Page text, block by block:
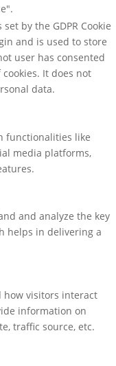
set by the GDPR Cookie
and is used to store
user has consented
It does not
data.
functionalities like
media platforms,
and analyze the key
helps in delivering a
how visitors interact
information on
traffic source, etc.